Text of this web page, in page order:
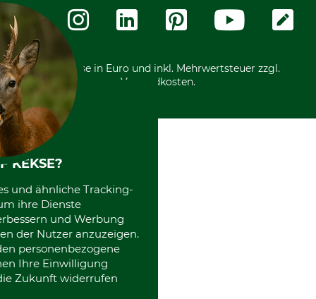
Zahlungsarten
Community
International
*Alle Preise in Euro und inkl. Mehrwertsteuer zzgl.
Versandkosten.
KEKSE?
und ähnliche Tracking-
ihre Dienste
und Werbung
der Nutzer anzuzeigen.
personenbezogene
Ihre Einwilligung
Zukunft widerrufen